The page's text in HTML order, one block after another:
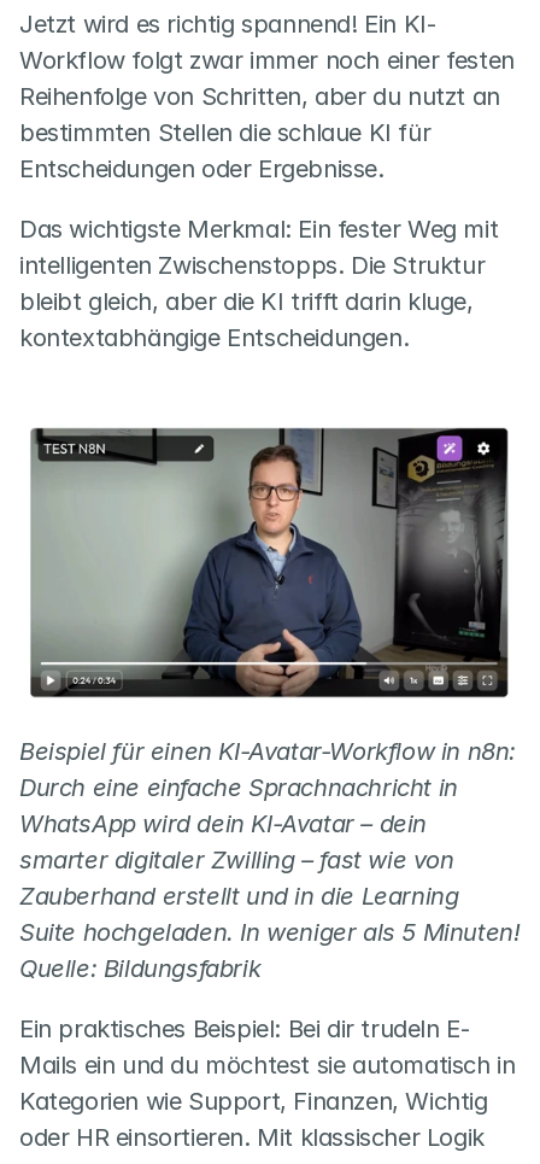
Jetzt wird es richtig spannend! Ein KI-
Workflow folgt zwar immer noch einer festen
Reihenfolge von Schritten, aber du nutzt an
bestimmten Stellen die schlaue KI für
Entscheidungen oder Ergebnisse.
Das wichtigste Merkmal: Ein fester Weg mit
intelligenten Zwischenstopps. Die Struktur
bleibt gleich, aber die KI trifft darin kluge,
kontextabhängige Entscheidungen.
Beispiel für einen KI-Avatar-Workflow in n8n:
Durch eine einfache Sprachnachricht in
WhatsApp wird dein KI-Avatar – dein
smarter digitaler Zwilling – fast wie von
Zauberhand erstellt und in die Learning
Suite hochgeladen. In weniger als 5 Minuten!
Quelle: Bildungsfabrik
Ein praktisches Beispiel: Bei dir trudeln E-
Mails ein und du möchtest sie automatisch in
Kategorien wie Support, Finanzen, Wichtig
oder HR einsortieren. Mit klassischer Logik